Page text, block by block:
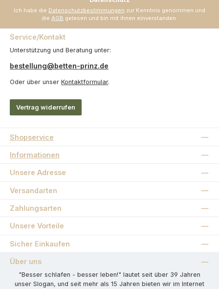
Ich habe die Datenschutzbestimmungen zur Kenntnis genommen und
die AGB gelesen und bin mit ihnen einverstanden.
Service/Kontakt
Unterstützung und Beratung unter:
bestellung@betten-prinz.de
Oder über unser Kontaktformular.
Vertrag widerrufen
Shopservice
Informationen
Unsere Adresse
Versandarten
Zahlungsarten
Unsere Vorteile
Sicher Einkaufen
Über uns
"Besser schlafen - besser leben!" lautet seit über 39 Jahren
unser Slogan, und seit mehr als 15 Jahren bieten wir im Internet